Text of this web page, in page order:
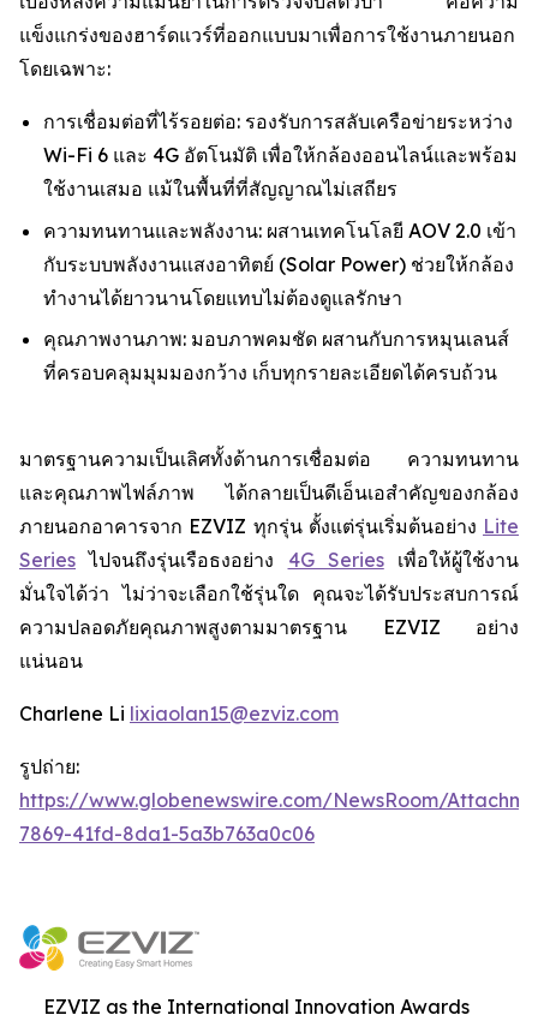
แข็งแกร่งของฮาร์ดแวร์ที่ออกแบบมาเพื่อการใช้งานภายนอก
โดยเฉพาะ:
การเชื่อมต่อที่ไร้รอยต่อ: รองรับการสลับเครือข่ายระหว่าง
Wi-Fi 6 และ 4G อัตโนมัติ เพื่อให้กล้องออนไลน์และพร้อม
ใช้งานเสมอ แม้ในพื้นที่ที่สัญญาณไม่เสถียร
ความทนทานและพลังงาน: ผสานเทคโนโลยี AOV 2.0 เข้า
กับระบบพลังงานแสงอาทิตย์ (Solar Power) ช่วยให้กล้อง
ทำงานได้ยาวนานโดยแทบไม่ต้องดูแลรักษา
คุณภาพงานภาพ: มอบภาพคมชัด ผสานกับการหมุนเลนส์
ที่ครอบคลุมมุมมองกว้าง เก็บทุกรายละเอียดได้ครบถ้วน
มาตรฐานความเป็นเลิศทั้งด้านการเชื่อมต่อ ความทนทาน
และคุณภาพไฟล์ภาพ ได้กลายเป็นดีเอ็นเอสำคัญของกล้อง
ภายนอกอาคารจาก EZVIZ ทุกรุ่น ตั้งแต่รุ่นเริ่มต้นอย่าง Lite
Series ไปจนถึงรุ่นเรือธงอย่าง 4G Seriesเพื่อให้ผู้ใช้งาน
มั่นใจได้ว่า ไม่ว่าจะเลือกใช้รุ่นใด คุณจะได้รับประสบการณ์
ความปลอดภัยคุณภาพสูงตามมาตรฐาน EZVIZ อย่าง
แน่นอน
Charlene Li lixiaolan15@ezviz.com
รูปถ่าย:
https://www.globenewswire.com/NewsRoom/
7869-41fd-8da1-5a3b763a0c06
EZVIZ as the International Innovation Awards